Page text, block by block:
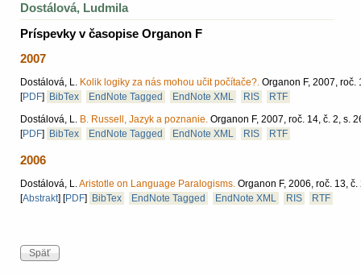
Dostálová, Ludmila
Príspevky v časopise Organon F
2007
Dostálová, L. Kolik logiky za nás mohou učit počítače?. Organon F, 2007, roč.
[PDF] BibTex EndNote Tagged EndNote XML RIS
RTF
Dostálová, L. B. Russell, Jazyk a poznanie. Organon F, 2007, roč. 14, č. 2, s.
[PDF] BibTex EndNote Tagged EndNote XML RIS RTF
2006
Dostálová, L.Aristotle on Language Paralogisms. Organon F, 2006, roč. 13,
[Abstrakt] [PDF] BibTex EndNote Tagged EndNote XML RIS RTF